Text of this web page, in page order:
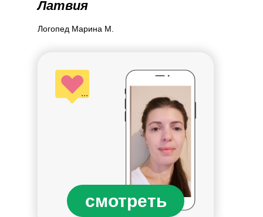
Латвия
Логопед Марина М.
смотреть